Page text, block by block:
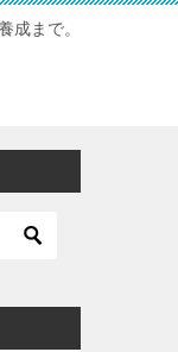
成まで。